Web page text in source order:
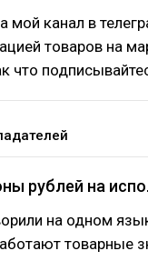
мой канал в
товаров на
что
рублей на
на одном
товарные